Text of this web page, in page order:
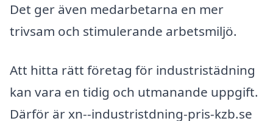
Det ger även medarbetarna en mer
trivsam och stimulerande arbetsmiljö.
Att hitta rätt företag för industristädning
kan vara en tidig och utmanande uppgift.
Därför är xn--industristdning-pris-kzb.se